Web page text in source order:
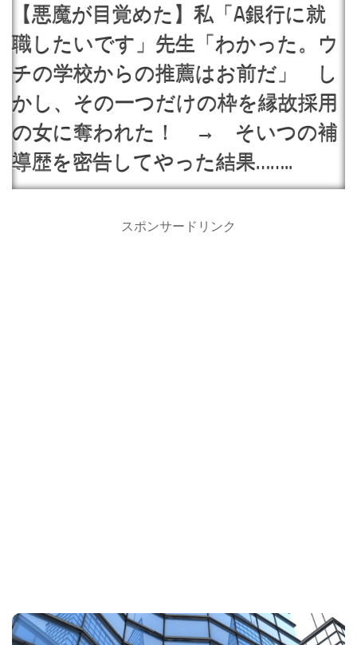
【悪魔が目覚めた】私「A銀行に就
職したいです」先生「わかった。ウ
チの学校からの推薦はお前だ」 し
かし、その一つだけの枠を縁故採用
の女に奪われた！ → そいつの補
導歴を密告してやった結果……..
スポンサードリンク